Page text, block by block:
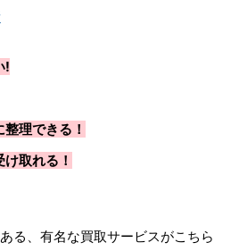
!
理できる！
取れる！
る、有名な買取サービスがこちら